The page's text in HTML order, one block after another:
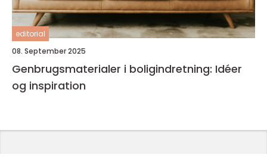
editorial
08. September 2025
Genbrugsmaterialer i boligindretning: Idéer
og inspiration